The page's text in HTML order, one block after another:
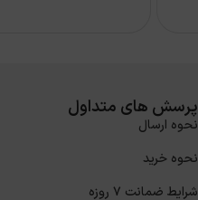
پرسش های متداول
نحوه ارسال
نحوه خرید
شرایط ضمانت 7 روزه